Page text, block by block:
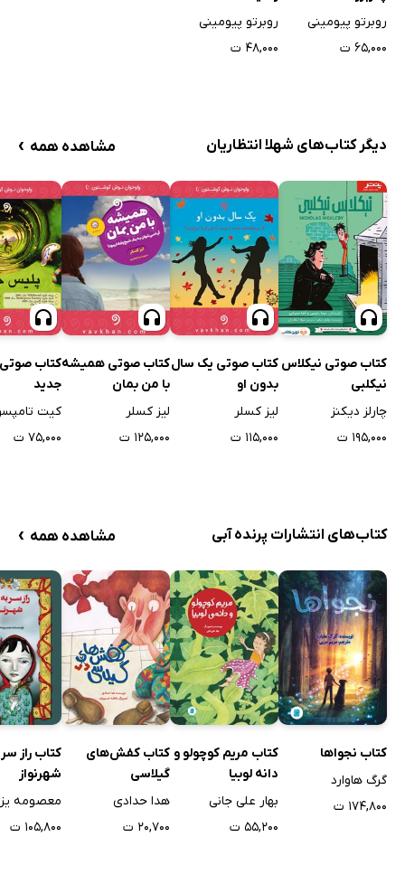
روبرتو پیومینی
۶۵,۰۰۰ ت
روبرتو پیومینی
۴۸,۰۰۰ ت
دیگر کتاب‌های شهلا انتظاریان مشاهده همه ›
کتاب صوتی نیکلاس
نیکلبی
چارلز دیکنز
۱۹۵,۰۰۰ ت
کتاب صوتی یک سال
بدون او
لیز کسلر
۱۱۵,۰۰۰ ت
کتاب صوتی همیشه
با من بمان
لیز کسلر
۱۲۵,۰۰۰ ت
کتاب
جدید
کیت
۷۵,۰۰۰ ت
کتاب‌های انتشارات پرنده آبی مشاهده همه ›
کتاب نجواها
گرگ هاوارد
۱۷۴,۸۰۰ ت
کتاب مریم کوچولو و
دانه لوبیا
بهار علی جانی
۵۵,۲۰۰ ت
کتاب کفش‌های
گیلاسی
هدا حدادی
۲۰,۷۰۰ ت
کتاب راز
شهرنواز
معصومه
۱۰۵,۸۰۰ ت